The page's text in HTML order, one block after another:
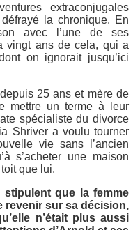
extraconjugales
la chronique. En
avec l’une de ses
vingt ans de cela, qui a
on ignorait jusqu’ici
25 ans et mère de
mettre un terme à leur
spécialiste du divorce
Shriver a voulu tourner
vie sans l’ancien
s’acheter une maison
que lui.
stipulent que la femme
revenir sur sa décision,
n’était plus aussi